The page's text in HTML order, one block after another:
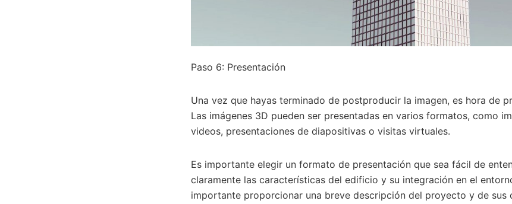
Paso 6: Presentación
Una vez que hayas terminado de postproducir la imagen, es hora de
Las imágenes 3D pueden ser presentadas en varios formatos, como
videos, presentaciones de diapositivas o visitas virtuales.
Es importante elegir un formato de presentación que sea fácil de
claramente las características del edificio y su integración en el
importante proporcionar una breve descripción del proyecto y de sus